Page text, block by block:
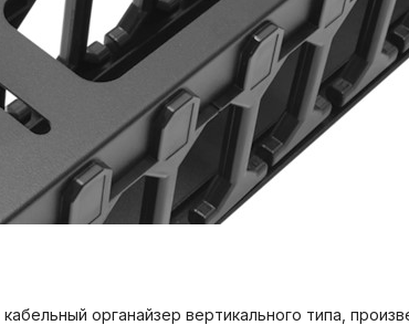
органайзер вертикального типа,